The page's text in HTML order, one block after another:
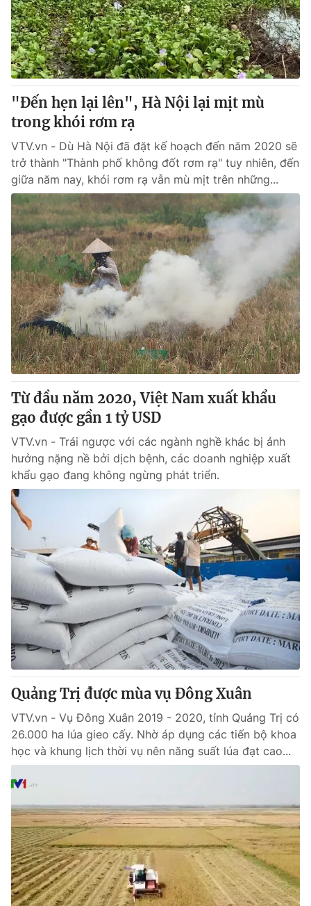
"Đến hẹn lại lên", Hà Nội lại mịt mù
trong khói rơm rạ
VTV.vn - Dù Hà Nội đã đặt kế hoạch đến năm 2020 sẽ
trở thành "Thành phố không đốt rơm rạ" tuy nhiên, đến
giữa năm nay, khói rơm rạ vẫn mù mịt trên những...
Từ đầu năm 2020, Việt Nam xuất khẩu
gạo được gần 1 tỷ USD
VTV.vn - Trái ngược với các ngành nghề khác bị ảnh
hưởng nặng nề bởi dịch bệnh, các doanh nghiệp xuất
khẩu gạo đang không ngừng phát triển.
Quảng Trị được mùa vụ Đông Xuân
VTV.vn - Vụ Đông Xuân 2019 - 2020, tỉnh Quảng Trị có
26.000 ha lúa gieo cấy. Nhờ áp dụng các tiến bộ khoa
học và khung lịch thời vụ nên năng suất lúa đạt cao...